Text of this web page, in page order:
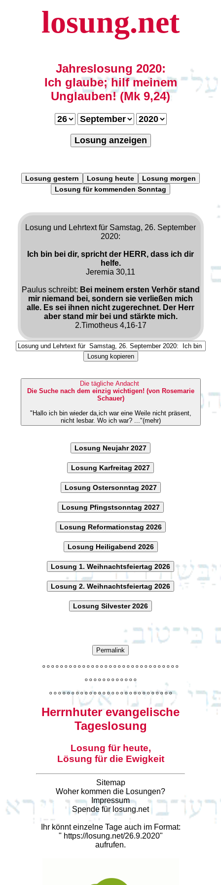
losung.net
Jahreslosung 2020:
Ich glaube; hilf meinem
Unglauben! (Mk 9,24)
Losung anzeigen
Losung gestern Losung heute
Losung morgen
Losung für kommenden Sonntag
Losung und Lehrtext für Samstag, 26. September
2020:
Ich bin bei dir, spricht der HERR, dass ich dir
helfe.
Jeremia 30,11
Paulus schreibt: Bei meinem ersten Verhör stand
mir niemand bei, sondern sie verließen mich
alle. Es sei ihnen nicht zugerechnet. Der Herr
aber stand mir bei und stärkte mich.
2.Timotheus 4,16-17
Losung kopieren
Die tägliche Andacht
Die Suche nach dem einzig wichtigen! (von Rosemarie
Schauer)
"Hallo ich bin wieder da,ich war eine Weile nicht präsent,
nicht lesbar. Wo ich war? ..."(mehr)
Losung Neujahr 2027
Losung Karfreitag 2027
Losung Ostersonntag 2027
Losung Pfingstsonntag 2027
Losung Reformationstag 2026
Losung Heiligabend 2026
Losung 1. Weihnachtsfeiertag 2026
Losung 2. Weihnachtsfeiertag 2026
Losung Silvester 2026
Permalink
o o o o o o o o o o o o o o o o o o o o o o o o o o o o o o o
o o o o o o o o o o o o
o o o o o o o o o o o o o o o o o o o o o o o o o o o o
Herrnhuter evangelische
Tageslosung
Losung für heute,
Lösung für die Ewigkeit
Sitemap
Woher kommen die Losungen?
Impressum
Spende für losung.net
Ihr könnt einzelne Tage auch im Format:
" https://losung.net/26.9.2020"
aufrufen.